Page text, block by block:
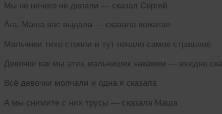
Мы не ничего не делали — сказал Сергей
Ага, Маша вас выдала — сказала вожатая
Мальчики тихо стояли и тут начало самое страшное
Девочки как мы этих мальчишек накажем — ехидно
Всё девочки молчали и одна я сказала
А мы снимите с них трусы — сказала Маша